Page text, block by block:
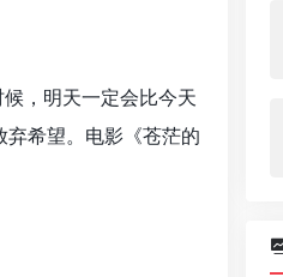
，明天一定会比今天
希望。电影《苍茫的